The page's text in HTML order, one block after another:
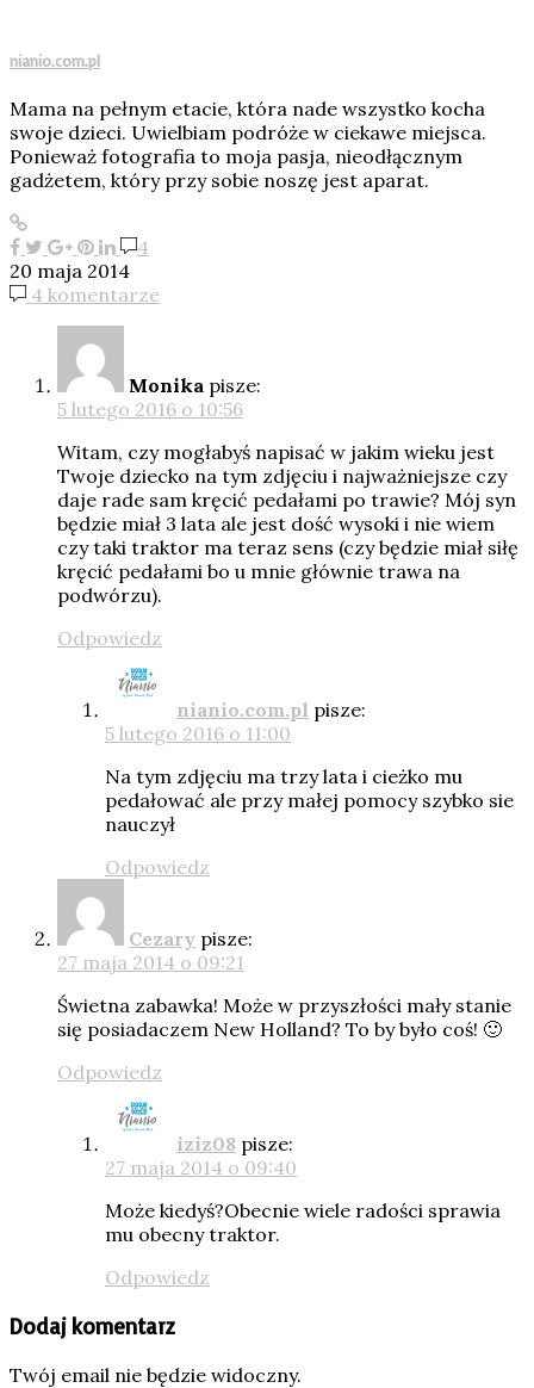
nianio.com.pl
Mama na pełnym etacie, która nade wszystko kocha
swoje dzieci. Uwielbiam podróże w ciekawe miejsca.
Ponieważ fotografia to moja pasja, nieodłącznym
gadżetem, który przy sobie noszę jest aparat.
4
20 maja 2014
4 komentarze
Monika pisze:
5 lutego 2016 o 10:56
Witam, czy mogłabyś napisać w jakim wieku jest
Twoje dziecko na tym zdjęciu i najważniejsze czy
daje rade sam kręcić pedałami po trawie? Mój syn
będzie miał 3 lata ale jest dość wysoki i nie wiem
czy taki traktor ma teraz sens (czy będzie miał siłę
kręcić pedałami bo u mnie głównie trawa na
podwórzu).
Odpowiedz
nianio.com.pl pisze:
5 lutego 2016 o 11:00
Na tym zdjęciu ma trzy lata i cieżko mu
pedałować ale przy małej pomocy szybko sie
nauczył
Odpowiedz
Cezary pisze:
27 maja 2014 o 09:21
Świetna zabawka! Może w przyszłości mały stanie
się posiadaczem New Holland? To by było coś! 🙂
Odpowiedz
iziz08 pisze:
27 maja 2014 o 09:40
Może kiedyś?Obecnie wiele radości sprawia
mu obecny traktor.
Odpowiedz
Dodaj komentarz
Twój email nie będzie widoczny.